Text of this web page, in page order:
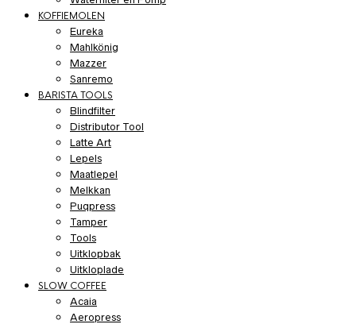
KOFFIEMOLEN
Eureka
Mahlkönig
Mazzer
Sanremo
BARISTA TOOLS
Blindfilter
Distributor Tool
Latte Art
Lepels
Maatlepel
Melkkan
Puqpress
Tamper
Tools
Uitklopbak
Uitkloplade
SLOW COFFEE
Acaia
Aeropress